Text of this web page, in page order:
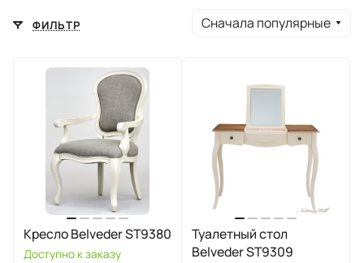
ФИЛЬТР Сначала популярные
Кресло Belveder ST9380
Доступно к заказу
Туалетный стол
Belveder ST9309